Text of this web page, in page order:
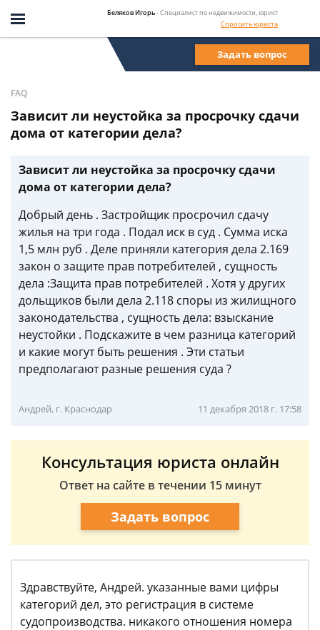
Беляков Игорь- Специалист по недвижимости, юрист
Спросить юриста
Задать вопрос
FAQ
Зависит ли неустойка за просрочку сдачи
дома от категории дела?
Зависит ли неустойка за просрочку сдачи
дома от категории дела?
Добрый день . Застройщик просрочил сдачу
жилья на три года . Подал иск в суд . Сумма иска
1,5 млн руб . Деле приняли категория дела 2.169
закон о защите прав потребителей , сущность
дела :Защита прав потребителей . Хотя у других
дольщиков были дела 2.118 споры из жилищного
законодательства , сущность дела: взыскание
неустойки . Подскажите в чем разница категорий
и какие могут быть решения . Эти статьи
предполагают разные решения суда ?
Андрей, г. Краснодар 11 декабря 2018 г. 17:58
Консультация юриста онлайн
Ответ на сайте в течении 15 минут
Задать вопрос
Здравствуйте, Андрей. указанные вами цифры
категорий дел, это регистрация в системе
судопроизводства. никакого отношения номера